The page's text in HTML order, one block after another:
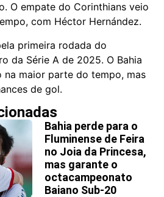
O empate do Corinthians veio
com Héctor Hernández.
primeira rodada do
da Série A de 2025. O Bahia
na maior parte do tempo, mas
de gol.
Bahia perde para o
Fluminense de Feira
no Joia da Princesa,
mas garante o
octacampeonato
Baiano Sub-20